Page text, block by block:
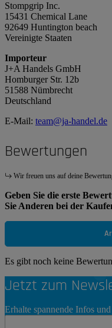
Stompgrip Inc.
15431 Chemical Lane
92649 Huntington beach
Vereinigte Staaten
Importeur
J+A Handels GmbH
Homburger Str. 12b
51588 Nümbrecht
Deutschland
E-Mail: team@ja-handel.de
Bewertungen
Wir freuen uns auf deine
Geben Sie die erste
Sie Anderen bei der
Es gibt noch keine
Jetzt zum
Erhalte spannende Infos